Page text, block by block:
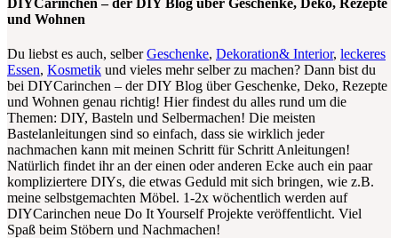
und Wohnen
Du liebst es auch, selberGeschenke, Dekoration& Interior, leckeres
Essen, Kosmetik und vieles mehr selber zu machen? Dann bist du
bei DIYCarinchen – der DIY Blog über Geschenke, Deko, Rezepte
und Wohnen genau richtig! Hier findest du alles rund um die
Themen: DIY, Basteln und Selbermachen! Die meisten
Bastelanleitungen sind so einfach, dass sie wirklich jeder
nachmachen kann mit meinen Schritt für Schritt Anleitungen!
Natürlich findet ihr an der einen oder anderen Ecke auch ein paar
kompliziertere DIYs, die etwas Geduld mit sich bringen, wie z.B.
meine selbstgemachten Möbel. 1-2x wöchentlich werden auf
DIYCarinchen neue Do It Yourself Projekte veröffentlicht. Viel
Spaß beim Stöbern und Nachmachen!